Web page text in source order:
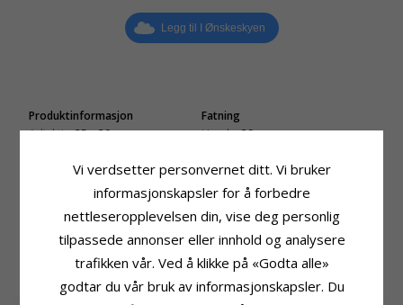
Legg til I Ønskeskyen
Produktinformasjon
Adjektiv:25 x 30 mm
Dagmarkors Med Fadervår
Sølv
Overflate: Blank
Fatning
Høyde:39 mm
Bredde: 25 mm
Leveringstid
Leveringstid:Ca. 5-10 Hverdager
BESLEKTEDE PRODUKTER
Vi verdsetter personvernet ditt. Vi bruker
informasjonskapsler for å forbedre
nettleseropplevelsen din, vise deg personlig
tilpassede annonser eller innhold og analysere
trafikken vår. Ved å klikke på «Godta alle»
godtar du vår bruk av informasjonskapsler. Du